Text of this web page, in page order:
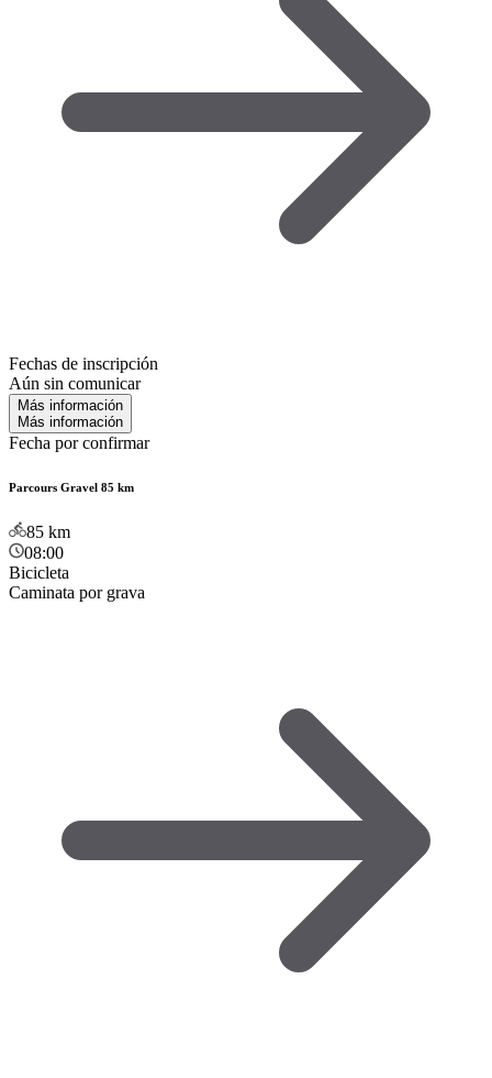
Fechas de inscripción
Aún sin comunicar
Más información
Más información
Fecha por confirmar
Parcours Gravel 85 km
85 km
08:00
Bicicleta
Caminata por grava